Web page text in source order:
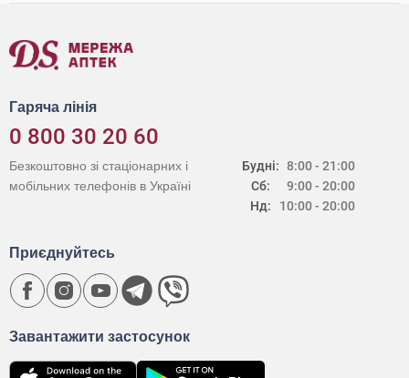
Гаряча лінія
0 800 30 20 60
Будні:
Сб:
Нд:
8:00 - 21:00
9:00 - 20:00
10:00 - 20:00
Безкоштовно зі стаціонарних і
мобільних телефонів в Україні
Завантажити застосунок
Приєднуйтесь